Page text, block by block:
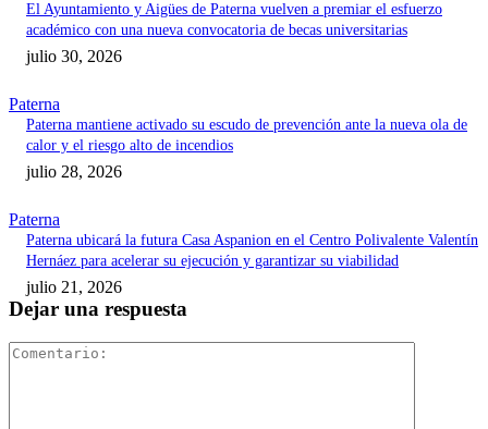
El Ayuntamiento y Aigües de Paterna vuelven a premiar el esfuerzo
académico con una nueva convocatoria de becas universitarias
julio 30, 2026
Paterna
Paterna mantiene activado su escudo de prevención ante la nueva ola de
calor y el riesgo alto de incendios
julio 28, 2026
Paterna
Paterna ubicará la futura Casa Aspanion en el Centro Polivalente Valentín
Hernáez para acelerar su ejecución y garantizar su viabilidad
julio 21, 2026
Dejar una respuesta